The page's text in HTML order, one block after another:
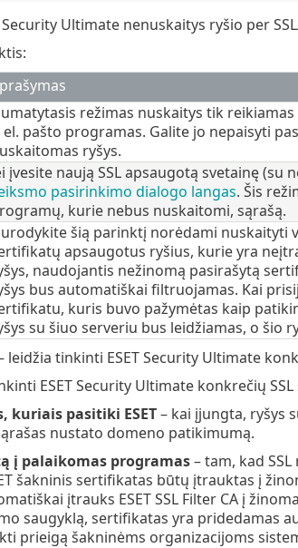
Ultimate nenuskaitys ryšio per
režimas nuskaitys tik
el. pašto programas. Galite jo nepaisyti
ryšys.
įvesite naują SSL apsaugotą svetainę
pasirinkimo dialogo langas. Šis
kurie nebus nuskaitomi, sąrašą.
šią parinktį norėdami nuskaityti
apsaugotus ryšius, kurie yra
naudojantis nežinomą pasirašytą
bus automatiškai filtruojamas. Kai
kuris buvo pažymėtas kaip
su šiuo serveriu bus leidžiamas, o šio
leidžia tinkinti ESET Security Ultimate
ESET Security Ultimate konkrečių
kuriais pasitiki ESET– kai įjungta, ryšys
nustato domeno patikimumą.
į palaikomas programas– tam, kad
šakninis sertifikatas būtų įtrauktas į
įtrauks ESET SSL Filter CA į
saugyklą, sertifikatas yra pridedamas
prieigą šakninėms organizacijoms